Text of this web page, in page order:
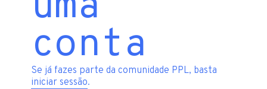
conta
Se já fazes parte da comunidade PPL, basta
iniciar sessão.